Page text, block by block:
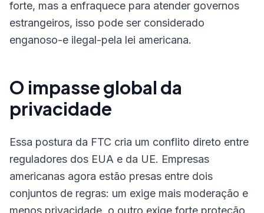
forte, mas a enfraquece para atender governos
estrangeiros, isso pode ser considerado
enganoso-e ilegal-pela lei americana.
O impasse global da
privacidade
Essa postura da FTC cria um conflito direto entre
reguladores dos EUA e da UE. Empresas
americanas agora estão presas entre dois
conjuntos de regras: um exige mais moderação e